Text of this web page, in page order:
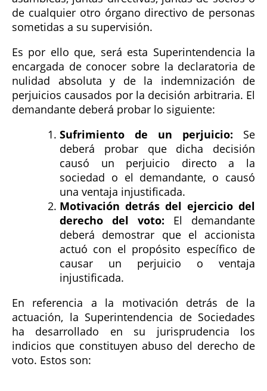
de cualquier otro órgano directivo de personas
sometidas a su supervisión.
Es por ello que, será esta Superintendencia la
encargada de conocer sobre la declaratoria de
nulidad absoluta y de la indemnización de
perjuicios causados por la decisión arbitraria. El
demandante deberá probar lo siguiente:
Sufrimiento de un perjuicio: Se
deberá probar que dicha decisión
causó un perjuicio directo a la
sociedad o el demandante, o causó
una ventaja injustificada.
Motivación detrás del ejercicio del
derecho del voto: El demandante
deberá demostrar que el accionista
actuó con el propósito específico de
causar un perjuicio o ventaja
injustificada.
En referencia a la motivación detrás de la
actuación, la Superintendencia de Sociedades
ha desarrollado en su jurisprudencia los
indicios que constituyen abuso del derecho de
voto. Estos son: